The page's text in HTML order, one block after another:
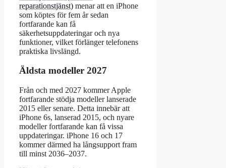
reparationstjänst) menar att en iPhone
som köptes för fem år sedan
fortfarande kan få
säkerhetsuppdateringar och nya
funktioner, vilket förlänger telefonens
praktiska livslängd.
Äldsta modeller 2027
Från och med 2027 kommer Apple
fortfarande stödja modeller lanserade
2015 eller senare. Detta innebär att
iPhone 6s, lanserad 2015, och nyare
modeller fortfarande kan få vissa
uppdateringar. iPhone 16 och 17
kommer därmed ha långsupport fram
till minst 2036–2037.